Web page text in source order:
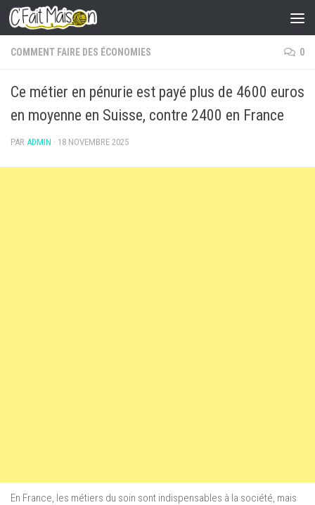
Skip to content
COMMENT FAIRE DES ÉCONOMIES 0
Ce métier en pénurie est payé plus de 4600 euros
en moyenne en Suisse, contre 2400 en France
PAR ADMIN · 18 NOVEMBRE 2025
En France, les métiers du soin sont indispensables à la société, mais